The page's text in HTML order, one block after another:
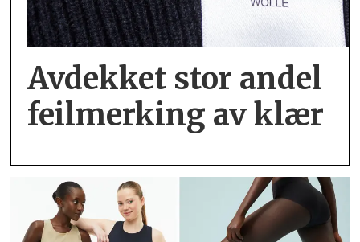
Avdekket stor andel
feil­merking av klær